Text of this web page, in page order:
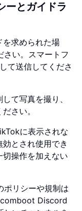
ーとガイドラ
を求められた場
い。スマートフ
て送信してくださ
て写真を撮り、
さい。
に表示されな
とされ使用でき
操作を加えない
ポリシーや規制は
Discord